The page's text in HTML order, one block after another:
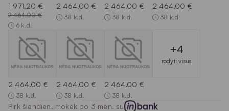
1 971.20 €
2 464.00 €
6 k.d.
2 464.00 €
38 k.d.
2 464.00 €
38 k.d.
2 464.00 €
38 k.d.
2 464.00 €
38 k.d.
2 464.00 €
38 k.d.
2 464.00 €
38 k.d.
+4
rodyti visus
Pirk šiandien, mokėk po 3 mėn. su